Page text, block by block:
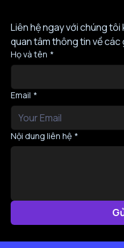
Liên hệ ngay với chúng
quan tâm thông tin về
Họ và tên *
Email *
Nội dung liên hệ *